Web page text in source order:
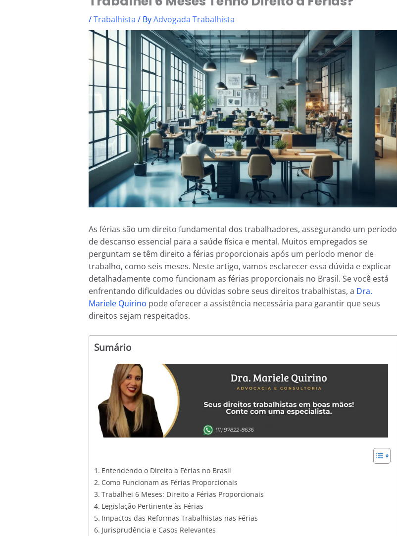
/Trabalhista / ByAdvogada Trabalhista
As férias são um direito fundamental dos trabalhadores, assegurando um período
de descanso essencial para a saúde física e mental. Muitos empregados se
perguntam se têm direito a férias proporcionais após um período menor de
trabalho, como seis meses. Neste artigo, vamos esclarecer essa dúvida e explicar
detalhadamente como funcionam as férias proporcionais no Brasil. Se você está
enfrentando dificuldades ou dúvidas sobre seus direitos trabalhistas, a Dra.
Mariele Quirino pode oferecer a assistência necessária para garantir que seus
direitos sejam respeitados.
Sumário
Entendendo o Direito a Férias no Brasil
Como Funcionam as Férias Proporcionais
Trabalhei 6 Meses: Direito a Férias Proporcionais
Legislação Pertinente às Férias
Impactos das Reformas Trabalhistas nas Férias
Jurisprudência e Casos Relevantes